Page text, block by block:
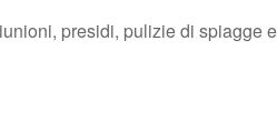
presidi, pulizie di spiagge